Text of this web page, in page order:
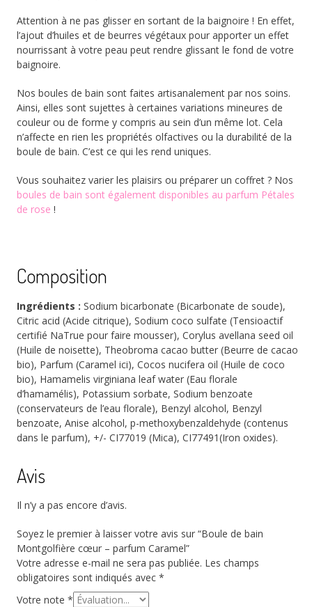
Attention à ne pas glisser en sortant de la baignoire ! En effet,
l’ajout d’huiles et de beurres végétaux pour apporter un effet
nourrissant à votre peau peut rendre glissant le fond de votre
baignoire.
Nos boules de bain sont faites artisanalement par nos soins.
Ainsi, elles sont sujettes à certaines variations mineures de
couleur ou de forme y compris au sein d’un même lot. Cela
n’affecte en rien les propriétés olfactives ou la durabilité de la
boule de bain. C’est ce qui les rend uniques.
Vous souhaitez varier les plaisirs ou préparer un coffret ? Nos
boules de bain sont également disponibles au parfum Pétales
de rose !
Composition
Ingrédients : Sodium bicarbonate (Bicarbonate de soude),
Citric acid (Acide citrique), Sodium coco sulfate (Tensioactif
certifié NaTrue pour faire mousser), Corylus avellana seed oil
(Huile de noisette), Theobroma cacao butter (Beurre de cacao
bio), Parfum (Caramel ici), Cocos nucifera oil (Huile de coco
bio), Hamamelis virginiana leaf water (Eau florale
d’hamamélis), Potassium sorbate, Sodium benzoate
(conservateurs de l’eau florale), Benzyl alcohol, Benzyl
benzoate, Anise alcohol, p-methoxybenzaldehyde (contenus
dans le parfum), +/- CI77019 (Mica), CI77491(Iron oxides).
Avis
Il n’y a pas encore d’avis.
Soyez le premier à laisser votre avis sur “Boule de bain
Montgolfière cœur – parfum Caramel”
Votre adresse e-mail ne sera pas publiée. Les champs
obligatoires sont indiqués avec*
Votre note*